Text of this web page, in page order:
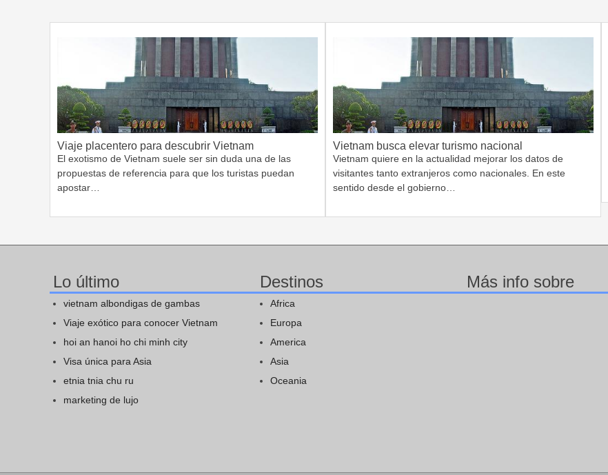
Viaje placentero para descubrir Vietnam
El exotismo de Vietnam suele ser sin duda una de las
propuestas de referencia para que los turistas puedan
apostar…
Vietnam busca elevar turismo nacional
Vietnam quiere en la actualidad mejorar los datos de
visitantes tanto extranjeros como nacionales. En este
sentido desde el gobierno…
Lo último
vietnam albondigas de gambas
Viaje exótico para conocer Vietnam
hoi an hanoi ho chi minh city
Visa única para Asia
etnia tnia chu ru
marketing de lujo
Destinos
Africa
Europa
America
Asia
Oceania
Más info sobre